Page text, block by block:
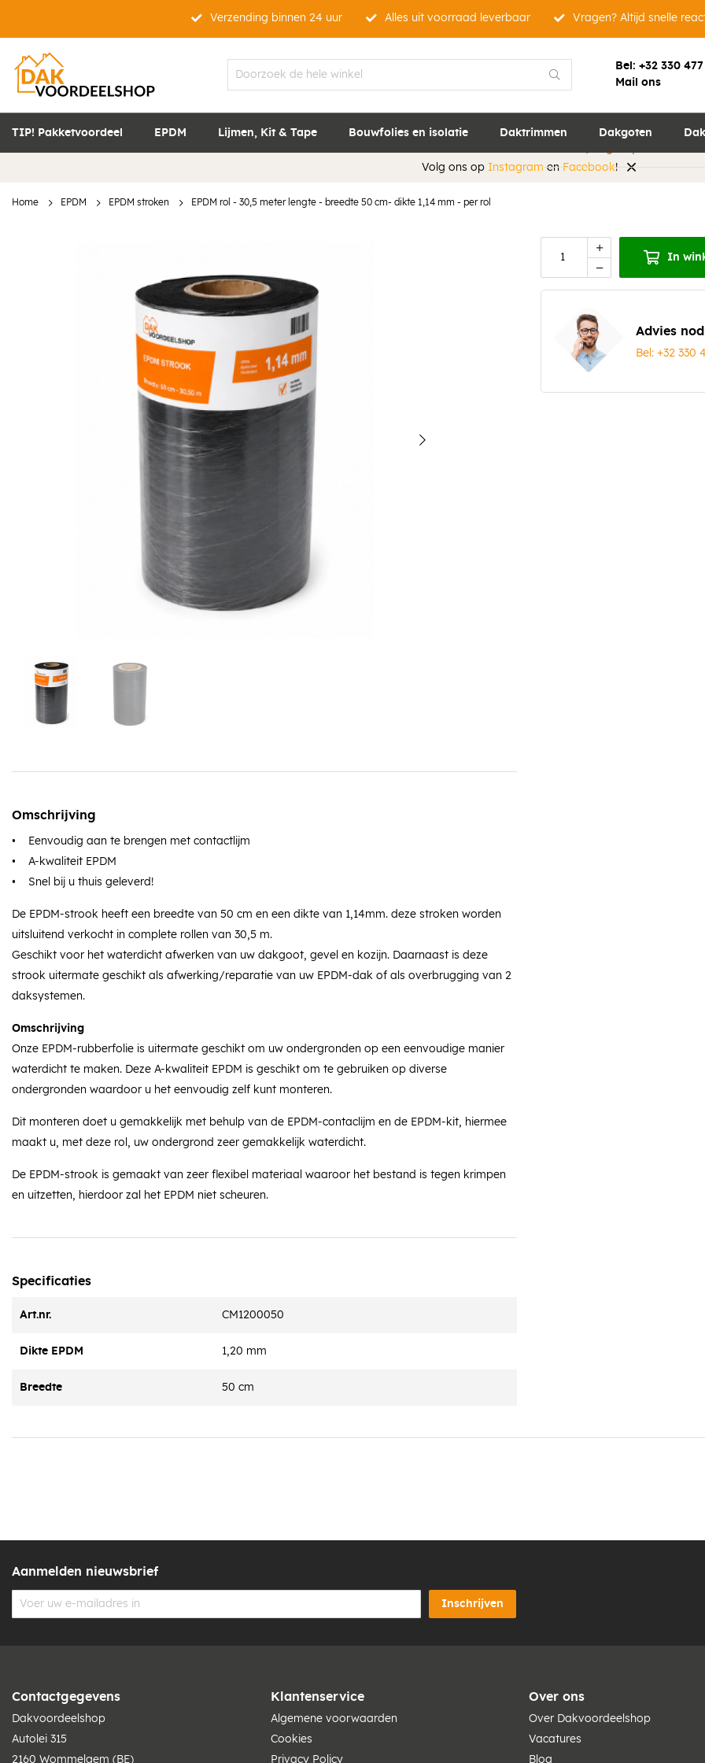
Verzending binnen 24 uur Alles uit voorraad leverbaar Vragen? Altijd snelle
Bel: +32 330 477
Mail ons
TIP! Pakketvoordeel EPDM Lijmen, Kit & Tape Bouwfolies en isolatie Daktrimmen Dakgoten
Volg ons op Instagram en Facebook!
Home EPDM EPDM stroken EPDM rol - 30,5 meter lengte - breedte 50 cm- dikte 1,14 mm - per rol
EPDM rol - 30,5
Geschikt voor het waterdicht
daksystemen.
In
Advies
Bel: +32 330
Omschrijving
• Eenvoudig aan te brengen met contactlijm
• A-kwaliteit EPDM
• Snel bij u thuis geleverd!
De EPDM-strook heeft een breedte van 50 cm en een dikte van 1,14mm. deze stroken worden
uitsluitend verkocht in complete rollen van 30,5 m.
Geschikt voor het waterdicht afwerken van uw dakgoot, gevel en kozijn. Daarnaast is deze
strook uitermate geschikt als afwerking/reparatie van uw EPDM-dak of als overbrugging van 2
daksystemen.
Omschrijving
Onze EPDM-rubberfolie is uitermate geschikt om uw ondergronden op een eenvoudige manier
waterdicht te maken. Deze A-kwaliteit EPDM is geschikt om te gebruiken op diverse
ondergronden waardoor u het eenvoudig zelf kunt monteren.
Dit monteren doet u gemakkelijk met behulp van de EPDM-contaclijm en de EPDM-kit, hiermee
maakt u, met deze rol, uw ondergrond zeer gemakkelijk waterdicht.
De EPDM-strook is gemaakt van zeer flexibel materiaal waaroor het bestand is tegen krimpen
en uitzetten, hierdoor zal het EPDM niet scheuren.
Specificaties
Art.nr. CM1200050
Dikte EPDM 1,20 mm
Breedte 50 cm
Aanmelden nieuwsbrief
Inschrijven
Contactgegevens
Dakvoordeelshop
Autolei 315
2160 Wommelgem (BE)
Klantenservice
Algemene voorwaarden
Cookies
Privacy Policy
Over ons
Over Dakvoordeelshop
Vacatures
Blog